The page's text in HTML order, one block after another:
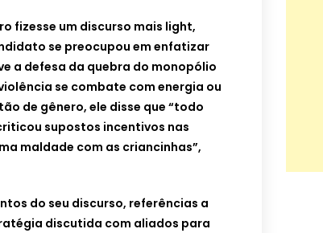
fizesse um discurso mais light,
se preocupou em enfatizar
a defesa da quebra do monopólio
se combate com energia ou
de gênero, ele disse que “todo
supostos incentivos nas
maldade com as criancinhas”,
do seu discurso, referências a
discutida com aliados para